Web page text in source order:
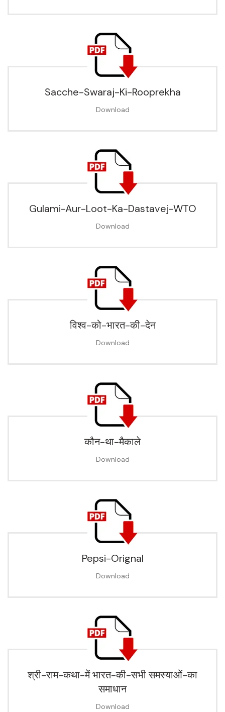
Sacche-Swaraj-Ki-Rooprekha
Download
Gulami-Aur-Loot-Ka-Dastavej-WTO
Download
विश्व-को-भारत-की-देन
Download
कौन-था-मैकाले
Download
Pepsi-Orignal
Download
श्री-राम-कथा-में भारत-की-सभी समस्याओं-का
समाधान
Download